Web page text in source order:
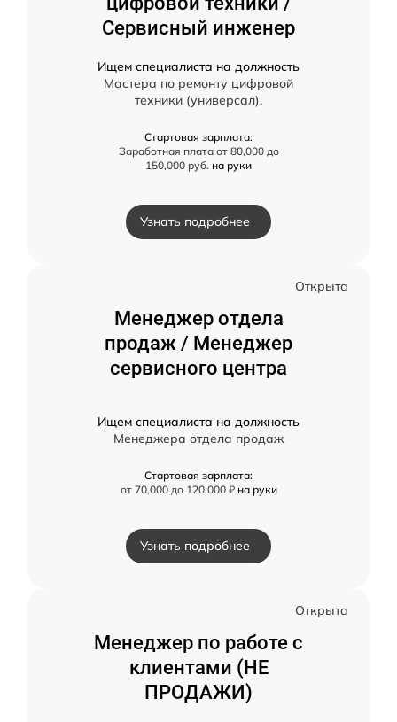
Сервисный инженер
Ищем специалиста на должность
Мастера по ремонту цифровой
техники (универсал).
Стартовая зарплата:
Заработная плата от 80,000 до
150,000 руб. на руки
Узнать подробнее
Открыта
Менеджер отдела
продаж / Менеджер
сервисного центра
Ищем специалиста на должность
Менеджера отдела продаж
Стартовая зарплата:
от 70,000 до 120,000 ₽ на руки
Узнать подробнее
Открыта
Менеджер по работе с
клиентами (НЕ
ПРОДАЖИ)